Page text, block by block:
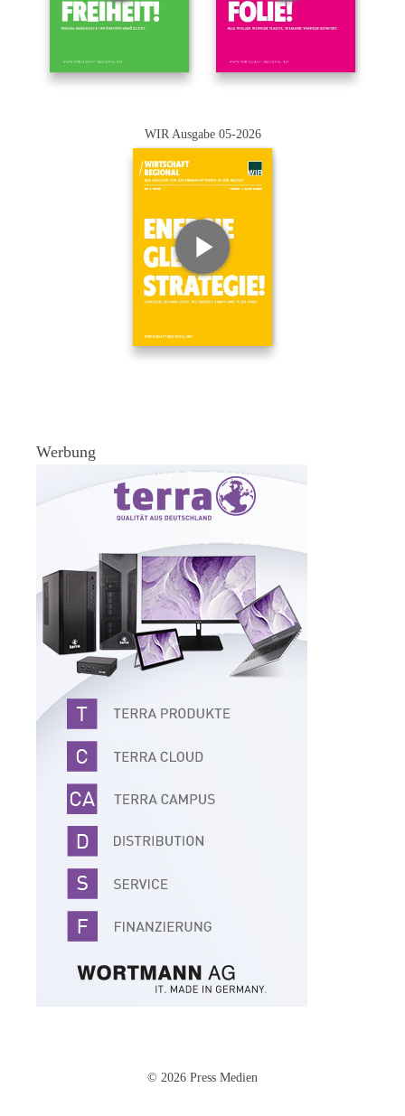
WIR Ausgabe 05-2026
Werbung
© 2026 Press Medien